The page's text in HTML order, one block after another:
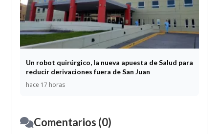
Un robot quirúrgico, la nueva apuesta de Salud para
reducir derivaciones fuera de San Juan
hace 17 horas
Comentarios (0)